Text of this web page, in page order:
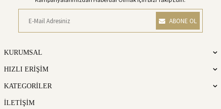
ABONE OL
KURUMSAL
HIZLI ERİŞİM
KATEGORİLER
İLETİŞİM